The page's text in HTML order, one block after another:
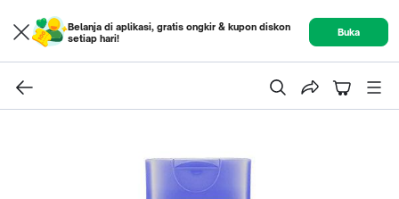
Belanja di aplikasi, gratis ongkir & kupon diskon
setiap hari!
Buka